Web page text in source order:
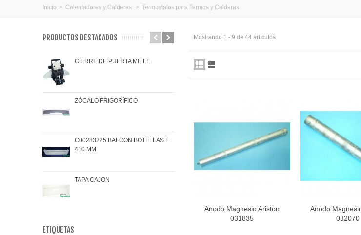
Inicio > Calentadores y Calderas > Termostatos para Termos y Calderas
PRODUCTOS DESTACADOS
CIERRE DE PUERTA MIELE
ZÓCALO FRIGORÍFICO
C00283225 BALCON BOTELLAS L
410 MM
TAPA CAJON
JARRA CATA BT1200
COJINETE RODAMIENTOS FAGOR-
BRANDT
ETIQUETAS
Mostrando 1 - 9 de 44 artículos
Vista rápida
Anodo Magnesio Ariston
031835
Vista rápida
Anodo
032070